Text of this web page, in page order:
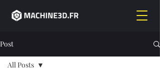
Post
All Posts